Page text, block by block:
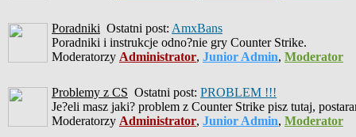
Poradniki Ostatni post: AmxBans
Poradniki i instrukcje odno?nie gry Counter Strike.
Moderatorzy Administrator, Junior Admin, Moderator
Problemy z CS Ostatni post: PROBLEM !!!
Je?eli masz jaki? problem z Counter Strike pisz tutaj,
Moderatorzy Administrator, Junior Admin, Moderator